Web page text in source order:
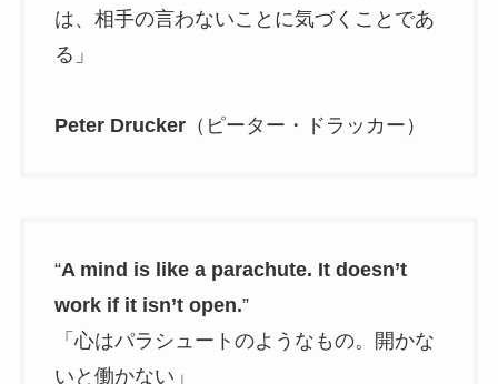
は、相手の言わないことに気づくことであ
る」
Peter Drucker（ピーター・ドラッカー）
“A mind is like a parachute. It doesn’t
work if it isn’t open.”
「心はパラシュートのようなもの。開かな
いと働かない」